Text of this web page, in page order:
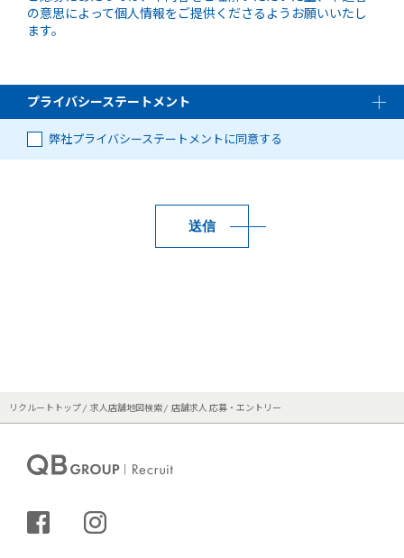
の意思によって個人情報をご提供くださるようお願いいたし
ます。
プライバシーステートメント
弊社プライバシーステートメントに同意する
送信
リクルートトップ 求人店舗地図検索 店舗求人 応募・エントリー
シェアする